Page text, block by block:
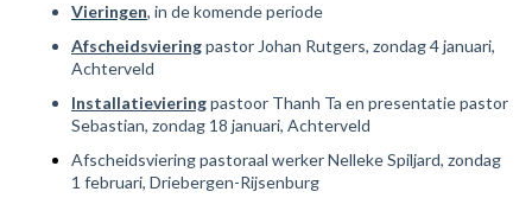
Vieringen, in de komende periode
Afscheidsvieringpastor Johan Rutgers, zondag 4 januari,
Achterveld
Installatievieringpastoor Thanh Ta en presentatie pastor
Sebastian, zondag 18 januari, Achterveld
Afscheidsviering pastoraal werker Nelleke Spiljard, zondag
1 februari, Driebergen-Rijsenburg